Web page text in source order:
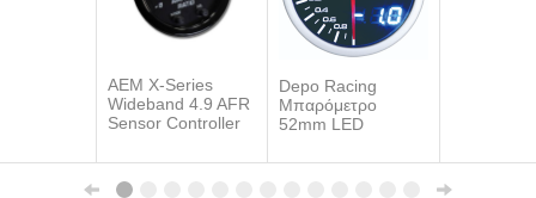
AEM X-Series
Wideband 4.9 AFR
Sensor Controller
Depo Racing
Μπαρόμετρο
52mm LED